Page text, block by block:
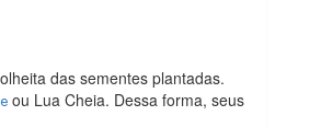
das sementes plantadas.
ou Lua Cheia. Dessa forma, seus